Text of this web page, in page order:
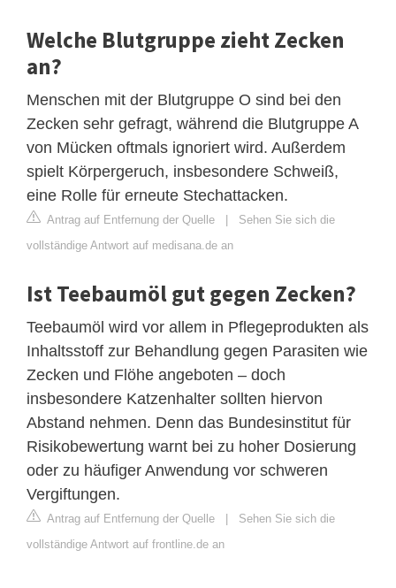
Welche Blutgruppe zieht Zecken
an?
Menschen mit der Blutgruppe O sind bei den
Zecken sehr gefragt, während die Blutgruppe A
von Mücken oftmals ignoriert wird. Außerdem
spielt Körpergeruch, insbesondere Schweiß,
eine Rolle für erneute Stechattacken.
Antrag auf Entfernung der Quelle | Sehen Sie sich die
vollständige Antwort auf medisana.de an
Ist Teebaumöl gut gegen Zecken?
Teebaumöl wird vor allem in Pflegeprodukten als
Inhaltsstoff zur Behandlung gegen Parasiten wie
Zecken und Flöhe angeboten – doch
insbesondere Katzenhalter sollten hiervon
Abstand nehmen. Denn das Bundesinstitut für
Risikobewertung warnt bei zu hoher Dosierung
oder zu häufiger Anwendung vor schweren
Vergiftungen.
Antrag auf Entfernung der Quelle | Sehen Sie sich die
vollständige Antwort auf frontline.de an